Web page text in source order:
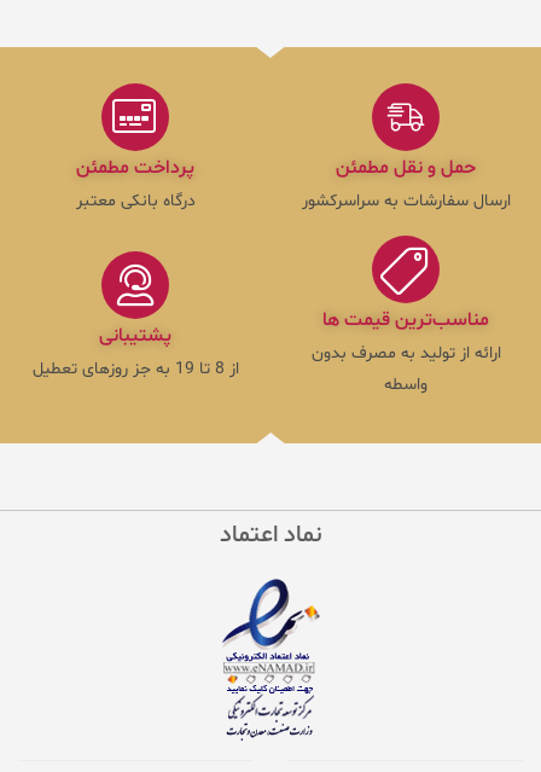
حمل و نقل مطمئن
ارسال سفارشات به سراسرکشور
پرداخت مطمئن
درگاه بانکی معتبر
مناسب‌ترین قیمت ها
ارائه از تولید به مصرف بدون
واسطه
پشتیبانی
از 8 تا 19 به جز روزهای تعطیل
نماد اعتماد